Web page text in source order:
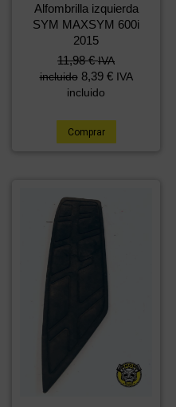
Alfombrilla izquierda
SYM MAXSYM 600i
2015
11,98€ IVA
incluido 8,39 € IVA
incluido
Comprar